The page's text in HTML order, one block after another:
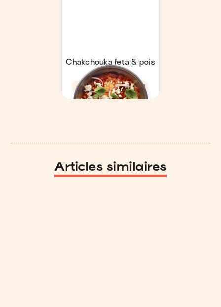
Articles similaires